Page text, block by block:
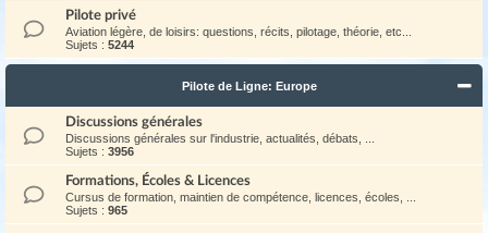
r
c
r
Pilote privé
Aviation légère, de loisirs: questions, récits, pilotage, théorie, etc...
Sujets : 5244
Pilote de Ligne: Europe
Discussions générales
Discussions générales sur l'industrie, actualités, débats, ...
Sujets : 3956
Formations, Écoles & Licences
Cursus de formation, maintien de compétence, licences, écoles, ...
Sujets : 965